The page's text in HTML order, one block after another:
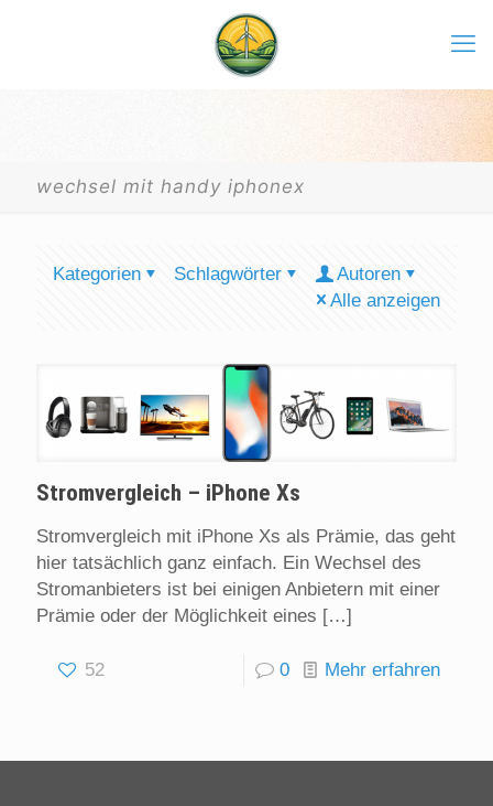
wechsel mit handy iphonex
Kategorien Schlagwörter
Autoren
Alle anzeigen
Stromvergleich – iPhone Xs
Stromvergleich mit iPhone Xs als Prämie, das geht
hier tatsächlich ganz einfach. Ein Wechsel des
Stromanbieters ist bei einigen Anbietern mit einer
Prämie oder der Möglichkeit eines […]
52 0 Mehr erfahren